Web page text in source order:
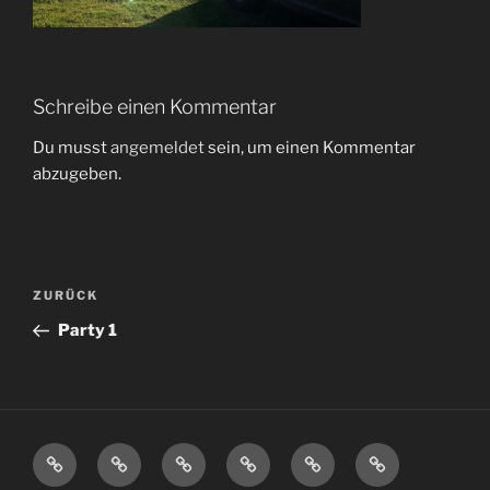
Schreibe einen Kommentar
Du musstangemeldetsein, um einen Kommentar
abzugeben.
Beitragsnavigation
Vorheriger
Beitrag
ZURÜCK
Party 1
Spende
hier
Charity
Store
Schorsch
–
BSC
2016
Über
uns
Impressum